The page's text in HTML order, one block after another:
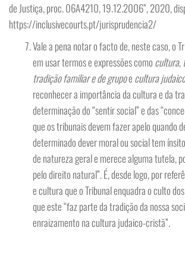
de Justiça, proc. 06A4210, 19.12.2006”, 2020,
https://inclusivecourts.pt/jurisprudencia2/
Vale a pena notar o facto de, neste caso, o
em usar termos e expressões como cultura,
tradição familiar e de grupoe cultura
reconhecer a importância da cultura e da
determinação do “sentir social” e das
que os tribunais devem fazer apelo quando
determinado dever moral ou social tem
de natureza geral e merece alguma tutela,
pelo direito natural”. É, desde logo, por
e cultura que o Tribunal enquadra o culto
que este “faz parte da tradição da nossa
enraizamento na cultura judaico-cristã”.